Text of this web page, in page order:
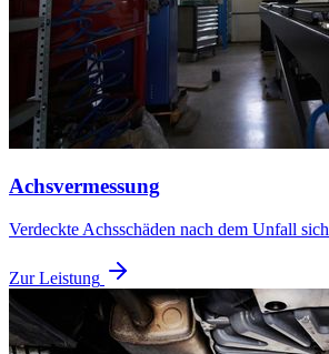
Achsvermessung
Verdeckte Achsschäden nach dem Unfall
Zur Leistung